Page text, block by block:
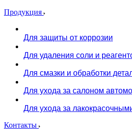
Продукция
Для защиты от коррозии
Для удаления соли и
Для смазки и обработки
Для ухода за салоном
Для ухода за
Контакты